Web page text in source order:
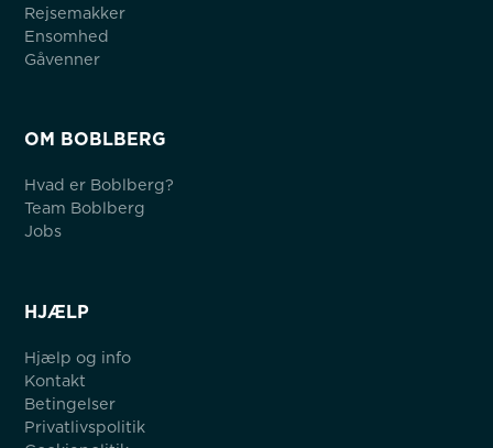
Rejsemakker
Ensomhed
Gåvenner
OM BOBLBERG
Hvad er Boblberg?
Team Boblberg
Jobs
HJÆLP
Hjælp og info
Kontakt
Betingelser
Privatlivspolitik